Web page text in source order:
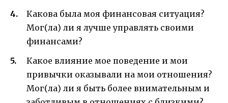
Какова была моя финансовая ситуация?
Мог(ла) ли я лучше управлять своими
финансами?
Какое влияние мое поведение и мои
привычки оказывали на мои отношения?
Мог(ла) ли я быть более внимательным и